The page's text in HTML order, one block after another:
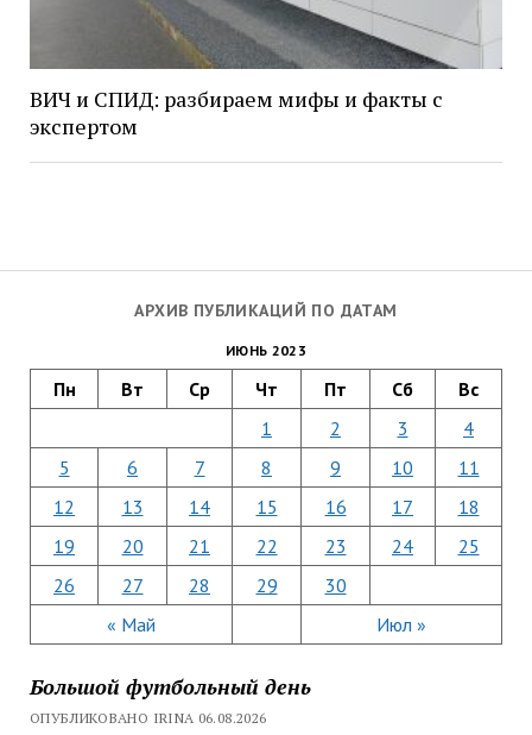
АРХИВ ПУБЛИКАЦИЙ ПО ДАТАМ
ИЮНЬ 2023
Пн Вт Ср Чт Пт Сб Вс
« Май Июл »
1 2 3
4
5
6 7 8 9 10
11
12
13 14 15 16 17
18
19
20 21 22 23 24
25
26
27 28 29 30
Большой футбольный день
ОПУБЛИКОВАНО IRINA 06.08.2026
ВИЧ и СПИД: разбираем мифы и факты с
экспертом